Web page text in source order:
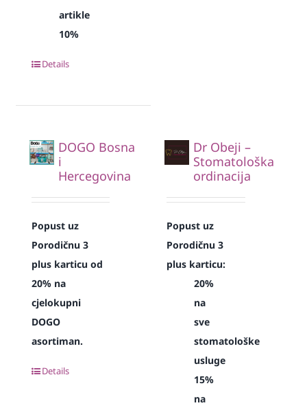
artikle
10%
Details
DOGO Bosna
i
Hercegovina
Popust uz
Porodičnu 3
plus karticu od
20% na
cjelokupni
DOGO
asortiman.
Details
Dr Obeji –
Stomatološka
ordinacija
Popust uz
Porodičnu 3
plus karticu:
20%
na
sve
stomatološke
usluge
15%
na